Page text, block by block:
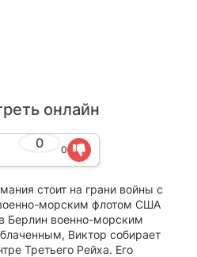
онлайн
0 0
стоит на грани войны с
морским флотом США
Берлин военно-морским
Виктор собирает
Третьего Рейха. Его